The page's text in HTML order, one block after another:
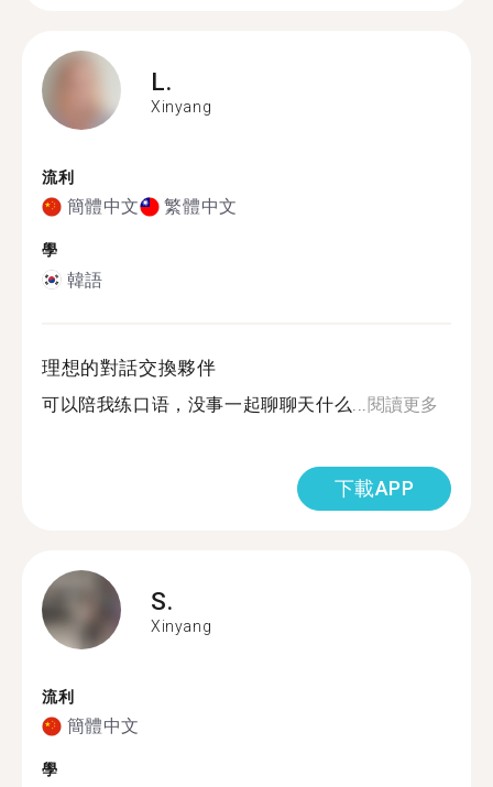
L.
Xinyang
流利
簡體中文 繁體中文
學
韓語
理想的對話交換夥伴
可以陪我练口语，没事一起聊聊天什么... 閱讀更多
下載APP
S.
Xinyang
流利
簡體中文
學